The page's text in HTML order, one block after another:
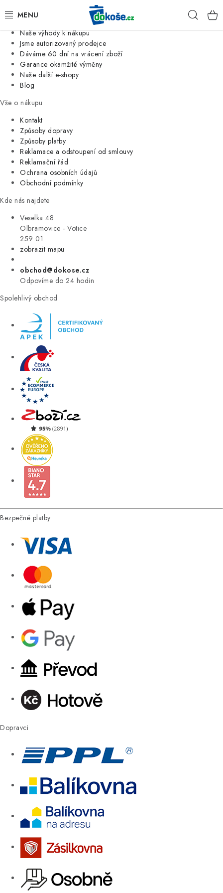
Jsme tradiční česká firma
Naše výhody k nákupu
Jsme autorizovaný prodejce
Dáváme 60 dní na vrácení zboží
Garance okamžité výměny
Naše další e-shopy
Blog
Vše o nákupu
Kontakt
Způsoby dopravy
Způsoby platby
Reklamace a odstoupení od smlouvy
Reklamační řád
Ochrana osobních údajů
Obchodní podmínky
Kde nás najdete
Veselka 48
Olbramovice - Votice
259 01
zobrazit mapu
obchod@dokose.cz
Odpovíme do 24 hodin
Spolehlivý obchod
Bezpečné platby
Dopravci
KOŠE
SÁČKY
KUCHYNĚ
ORGANIZACE
DOMÁCNOST
ÚKLID
VÝPRODEJ
ZNAČKY
Úvod Kontakt Blog
Moje objednávka